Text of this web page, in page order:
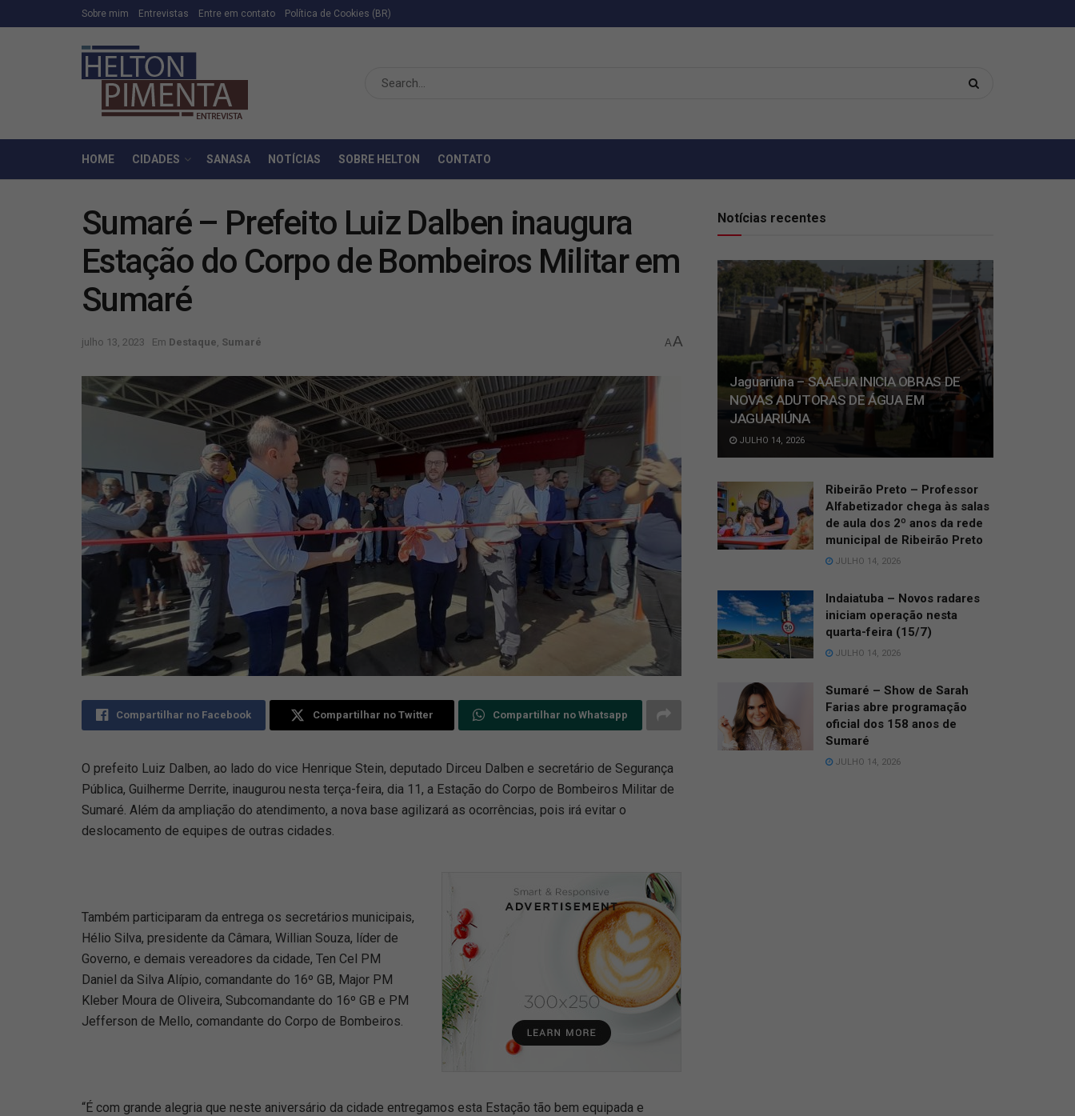
Sobre mim Entrevistas Entre em contato Política de Cookies (BR)
HOME CIDADES SANASA NOTÍCIAS SOBRE HELTON CONTATO
Sumaré – Prefeito Luiz Dalben inaugura
Estação do Corpo de Bombeiros Militar em
Sumaré
julho 13, 2023 Em Destaque Sumaré A A
Compartilhar no Facebook Compartilhar no Twitter Compartilhar no Whatsapp
O prefeito Luiz Dalben, ao lado do vice Henrique Stein, deputado Dirceu Dalben e secretário de Segurança
Pública, Guilherme Derrite, inaugurou nesta terça-feira, dia 11, a Estação do Corpo de Bombeiros Militar de
Sumaré. Além da ampliação do atendimento, a nova base agilizará as ocorrências, pois irá evitar o
deslocamento de equipes de outras cidades.
Também participaram da entrega os secretários municipais,
Hélio Silva, presidente da Câmara, Willian Souza, líder de
Governo, e demais vereadores da cidade, Ten Cel PM
Daniel da Silva Alípio, comandante do 16º GB, Major PM
Kleber Moura de Oliveira, Subcomandante do 16º GB e PM
Jefferson de Mello, comandante do Corpo de Bombeiros.
“É com grande alegria que neste aniversário da cidade entregamos esta Estação tão bem equipada e
Notícias recentes
Jaguariúna – SAAEJA INICIA OBRAS DE
NOVAS ADUTORAS DE ÁGUA EM
JAGUARIÚNA
JULHO 14, 2026
Ribeirão Preto – Professor
Alfabetizador chega às salas
de aula dos 2º anos da rede
municipal de Ribeirão Preto
JULHO 14, 2026
Indaiatuba – Novos radares
iniciam operação nesta
quarta-feira (15/7)
JULHO 14, 2026
Sumaré – Show de Sarah
Farias abre programação
oficial dos 158 anos de
Sumaré
JULHO 14, 2026